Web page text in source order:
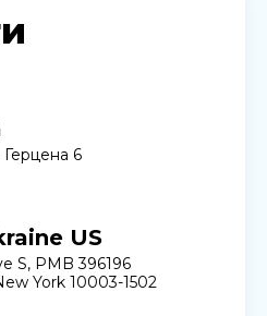
Герцена 6
US
S, PMB 396196
York 10003-1502